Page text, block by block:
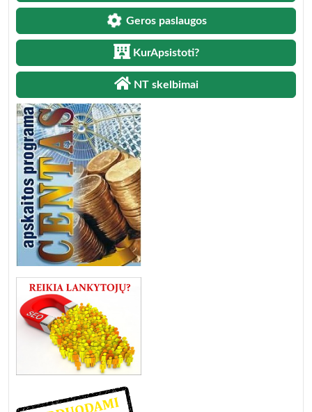
Geros paslaugos
KurApsistoti?
NT skelbimai